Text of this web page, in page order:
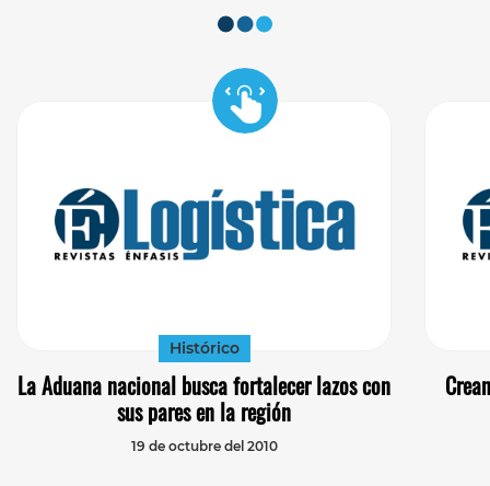
Histórico
La Aduana nacional busca fortalecer lazos con
sus pares en la región
19 de octubre del 2010